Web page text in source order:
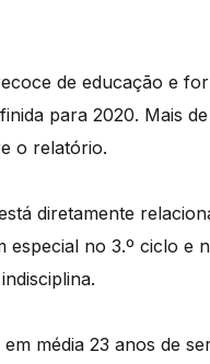
de educação e
para 2020. Mais
o relatório.
diretamente
especial no 3.º ciclo e
média 23 anos de